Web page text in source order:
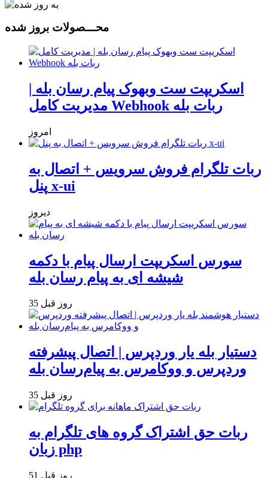
محـــصولات بروز شده
اسکریپت ست وبهوک پیام رسان بله |
مدیریت کامل Webhook ربات بله
امروز
ربات تلگرام فروش سرویس + اتصال به
پنل x-ui
دیروز
سورس اسکریپت ارسال پیام با دکمه
شیشه ای به پیام رسان بله
35 روز قبل
دستیار بله یار وردپرس | اتصال پیشرفته
وردپرس و ووکامرس به پیام‌رسان بله
35 روز قبل
ربات حق اشتراک گروه های تلگرام به
زبان php
51 روز قبل